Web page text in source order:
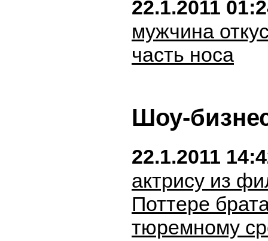
22.1.2011
мужчина
часть носа
Шоу-
22.1.2011
актрису из
Поттере
тюремному